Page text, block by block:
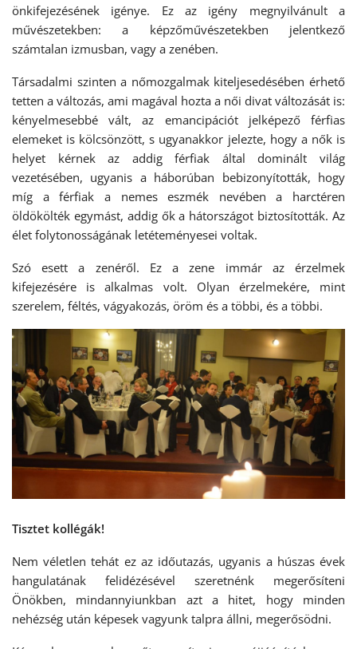
önkifejezésének igénye. Ez az igény megnyilvánult a
művészetekben: a képzőművészetekben jelentkező
számtalan izmusban, vagy a zenében.
Társadalmi szinten a nőmozgalmak kiteljesedésében érhető
tetten a változás, ami magával hozta a női divat változását is:
kényelmesebbé vált, az emancipációt jelképező férfias
elemeket is kölcsönzött, s ugyanakkor jelezte, hogy a nők is
helyet kérnek az addig férfiak által dominált világ
vezetésében, ugyanis a háborúban bebizonyították, hogy
míg a férfiak a nemes eszmék nevében a harctéren
öldökölték egymást, addig ők a hátországot biztosították. Az
élet folytonosságának letéteményesei voltak.
Szó esett a zenéről. Ez a zene immár az érzelmek
kifejezésére is alkalmas volt. Olyan érzelmekére, mint
szerelem, féltés, vágyakozás, öröm és a többi, és a többi.
Tisztet kollégák!
Nem véletlen tehát ez az időutazás, ugyanis a húszas évek
hangulatának felidézésével szeretnénk megerősíteni
Önökben, mindannyiunkban azt a hitet, hogy minden
nehézség után képesek vagyunk talpra állni, megerősödni.